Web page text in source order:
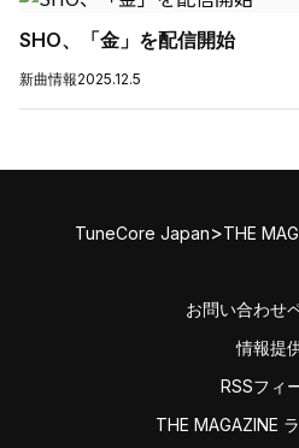
SHO、「金」を配信開始
新曲情報2025.12.5
TuneCore Japan>THE
お問い合わせ
情報提
RSSフィ
THE MAGAZINE